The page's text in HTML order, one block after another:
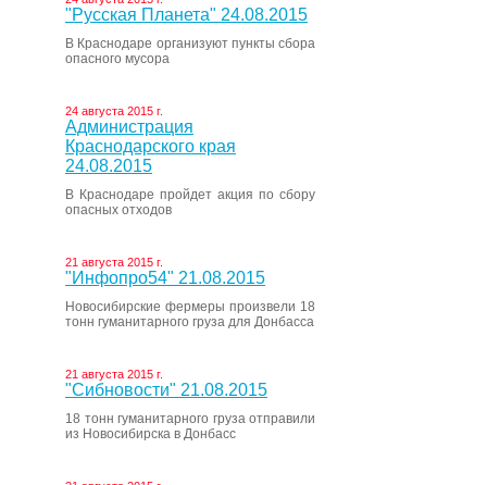
"Русская Планета" 24.08.2015
В Краснодаре организуют пункты сбора
опасного мусора
24 августа 2015 г.
Администрация
Краснодарского края
24.08.2015
В Краснодаре пройдет акция по сбору
опасных отходов
21 августа 2015 г.
"Инфопро54" 21.08.2015
Новосибирские фермеры произвели 18
тонн гуманитарного груза для Донбасса
21 августа 2015 г.
"Сибновости" 21.08.2015
18 тонн гуманитарного груза отправили
из Новосибирска в Донбасс